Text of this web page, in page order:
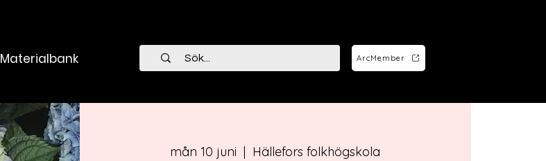
Materialbank ArcMember
mån 10 juni
  |
Hällefors folkhögskola